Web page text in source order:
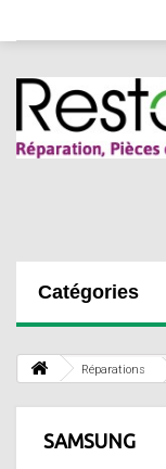
Catégories
Réparations
SAMSUNG